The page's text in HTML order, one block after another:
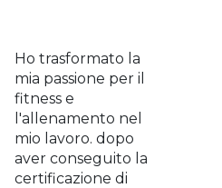
Ho trasformato la
mia passione per il
fitness e
l'allenamento nel
mio lavoro. dopo
aver conseguito la
certificazione di